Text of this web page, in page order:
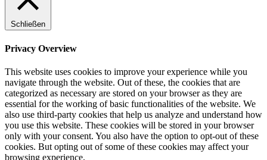
Schließen
Privacy Overview
This website uses cookies to improve your experience while you
navigate through the website. Out of these, the cookies that are
categorized as necessary are stored on your browser as they are
essential for the working of basic functionalities of the website. We
also use third-party cookies that help us analyze and understand how
you use this website. These cookies will be stored in your browser
only with your consent. You also have the option to opt-out of these
cookies. But opting out of some of these cookies may affect your
browsing experience.